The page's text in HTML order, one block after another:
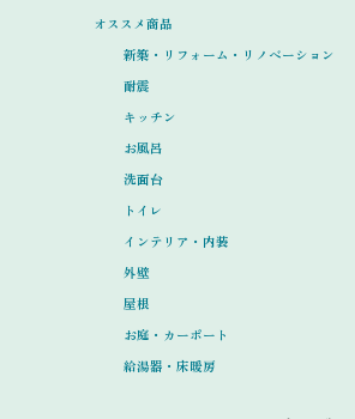
オススメ商品
新築・リフォーム・リノベーション
耐震
キッチン
お風呂
洗面台
トイレ
インテリア・内装
外壁
屋根
お庭・カーポート
給湯器・床暖房